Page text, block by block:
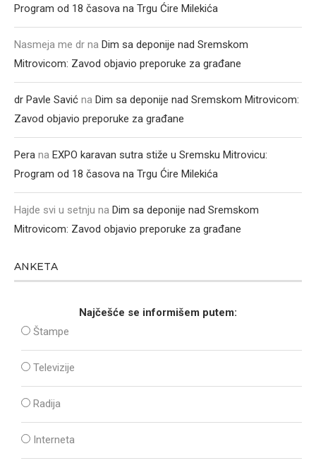
Program od 18 časova na Trgu Ćire Milekića
Nasmeja me dr na Dim sa deponije nad Sremskom
Mitrovicom: Zavod objavio preporuke za građane
dr Pavle Savić na Dim sa deponije nad Sremskom Mitrovicom:
Zavod objavio preporuke za građane
Pera na EXPO karavan sutra stiže u Sremsku Mitrovicu:
Program od 18 časova na Trgu Ćire Milekića
Hajde svi u setnju na Dim sa deponije nad Sremskom
Mitrovicom: Zavod objavio preporuke za građane
ANKETA
Najčešće se informišem putem:
Štampe
Televizije
Radija
Interneta